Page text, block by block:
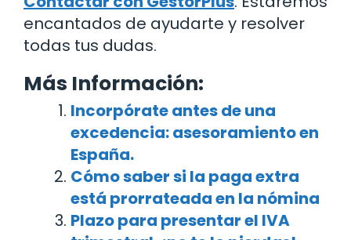
encantados de ayudarte y resolver
todas tus dudas.
Más Información:
Incorpórate antes de una
excedencia: asesoramiento en
España.
Cómo saber si la paga extra
está prorrateada en la nómina
Plazo para presentar el IVA